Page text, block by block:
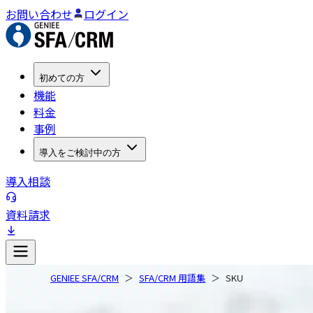
お問い合わせ ログイン
初めての方
機能
料金
事例
導入をご検討中の方
導入相談
資料請求
GENIEE SFA/CRM SFA/CRM 用語集 SKU